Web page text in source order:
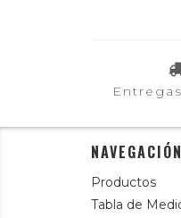
NAVEGACIÓN
Productos
Tabla de